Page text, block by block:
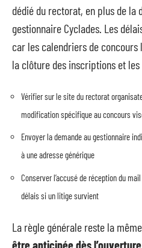
dédié du rectorat, en plus de la
gestionnaire Cyclades. Les
car les calendriers de
la clôture des inscriptions et
Vérifier sur le site du rectorat
modification spécifique au concours
Envoyer la demande au gestionnaire
à une adresse générique
Conserver l’accusé de réception du
délais si un litige survient
La règle générale reste la
être anticipée dès